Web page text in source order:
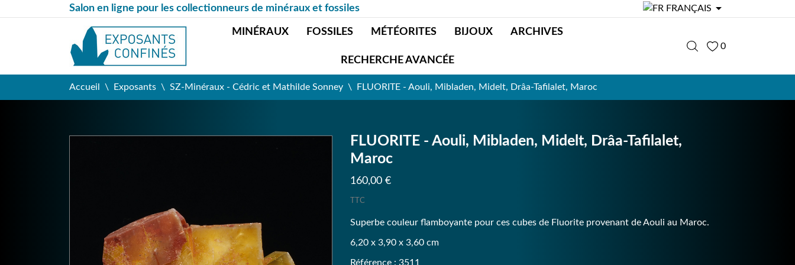
Salon en ligne pour les collectionneurs de minéraux et fossiles FRANÇAIS 
MINÉRAUX FOSSILES MÉTÉORITES BIJOUX ARCHIVES
RECHERCHE AVANCÉE
0
Accueil Exposants SZ-Minéraux - Cédric et Mathilde Sonney FLUORITE - Aouli, Mibladen, Midelt, Drâa-Tafilalet, Maroc
FLUORITE - Aouli, Mibladen, Midelt, Drâa-Tafilalet,
Maroc
160,00 €
TTC
Superbe couleur flamboyante pour ces cubes de Fluorite provenant de Aouli au Maroc.
6,20 x 3,90 x 3,60 cm
Référence : 3511